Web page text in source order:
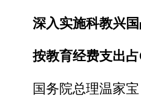
深入实施科教兴
按教育经费支出
国务院总理温家宝